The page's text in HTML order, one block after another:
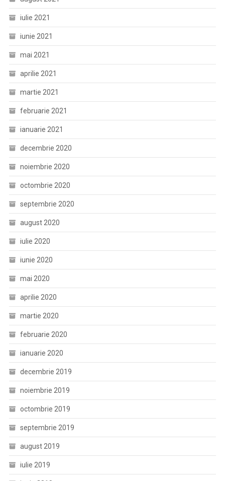
iulie 2021
iunie 2021
mai 2021
aprilie 2021
martie 2021
februarie 2021
ianuarie 2021
decembrie 2020
noiembrie 2020
octombrie 2020
septembrie 2020
august 2020
iulie 2020
iunie 2020
mai 2020
aprilie 2020
martie 2020
februarie 2020
ianuarie 2020
decembrie 2019
noiembrie 2019
octombrie 2019
septembrie 2019
august 2019
iulie 2019